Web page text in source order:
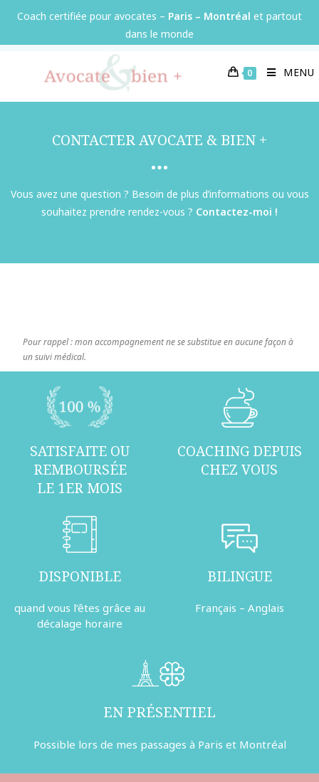
Coach certifiée pour avocates – Paris – Montréal et partout
dans le monde
0 MENU
CONTACTER AVOCATE & BIEN +
Vous avez une question ? Besoin de plus d’informations ou vous
souhaitez prendre rendez-vous ? Contactez-moi !
Pour rappel : mon accompagnement ne se substitue en aucune façon à
un suivi médical.
SATISFAITE OU
REMBOURSÉE
LE 1ER MOIS
COACHING DEPUIS
CHEZ VOUS
DISPONIBLE
quand vous l’êtes grâce au
décalage horaire
BILINGUE
Français – Anglais
EN PRÉSENTIEL
Possible lors de mes passages à Paris et Montréal
Panneau de gestion des cookies